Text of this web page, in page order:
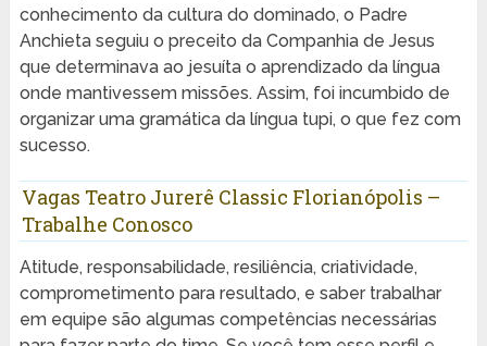
conhecimento da cultura do dominado, o Padre
Anchieta seguiu o preceito da Companhia de Jesus
que determinava ao jesuíta o aprendizado da língua
onde mantivessem missões. Assim, foi incumbido de
organizar uma gramática da língua tupi, o que fez com
sucesso.
Vagas Teatro Jurerê Classic Florianópolis –
Trabalhe Conosco
Atitude, responsabilidade, resiliência, criatividade,
comprometimento para resultado, e saber trabalhar
em equipe são algumas competências necessárias